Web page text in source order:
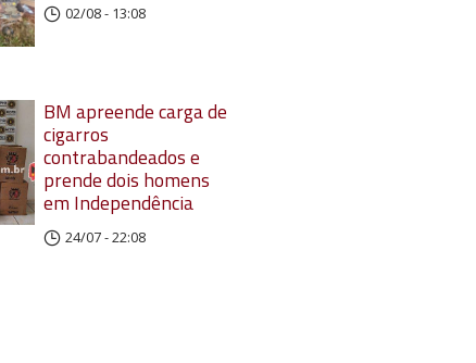
02/08 - 13:08
BM apreende carga de
cigarros
contrabandeados e
prende dois homens
em Independência
24/07 - 22:08